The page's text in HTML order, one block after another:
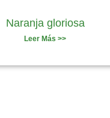
Naranja gloriosa
Leer Más >>